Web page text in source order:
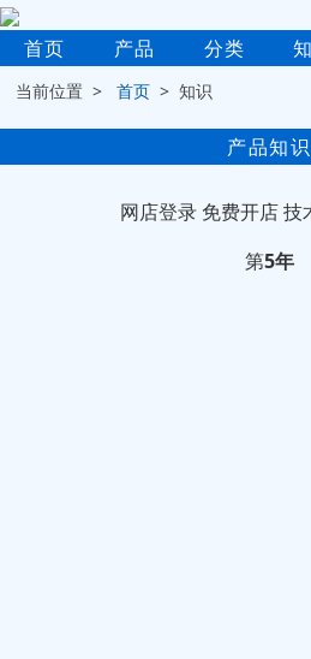
首页 产品 分类
当前位置 >首页 > 知识
产品知识
网店登录 免费开店技
第5年